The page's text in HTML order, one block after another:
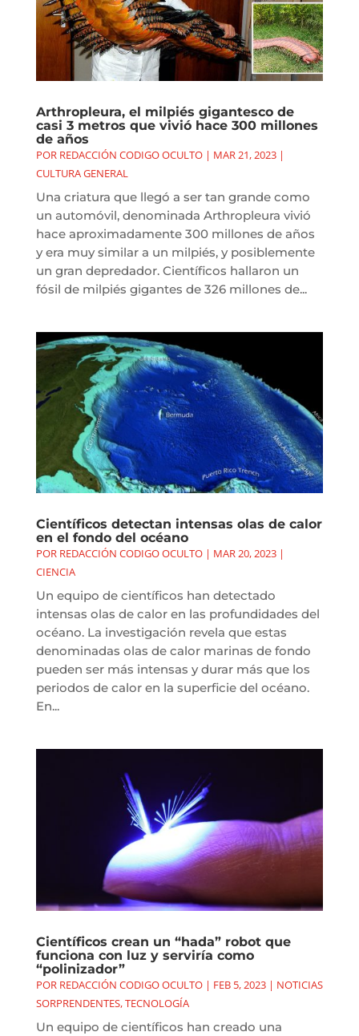
Arthropleura, el milpiés gigantesco de
casi 3 metros que vivió hace 300 millones
de años
POR REDACCIÓN CODIGO OCULTO| MAR 21, 2023|
CULTURA GENERAL
Una criatura que llegó a ser tan grande como
un automóvil, denominada Arthropleura vivió
hace aproximadamente 300 millones de años
y era muy similar a un milpiés, y posiblemente
un gran depredador. Científicos hallaron un
fósil de milpiés gigantes de 326 millones de...
Científicos detectan intensas olas de calor
en el fondo del océano
POR REDACCIÓN CODIGO OCULTO| MAR 20, 2023|
CIENCIA
Un equipo de científicos han detectado
intensas olas de calor en las profundidades del
océano. La investigación revela que estas
denominadas olas de calor marinas de fondo
pueden ser más intensas y durar más que los
periodos de calor en la superficie del océano.
En...
Científicos crean un “hada” robot que
funciona con luz y serviría como
“polinizador”
POR REDACCIÓN CODIGO OCULTO| FEB 5, 2023| NOTICIAS
SORPRENDENTES,TECNOLOGÍA
Un equipo de científicos han creado una